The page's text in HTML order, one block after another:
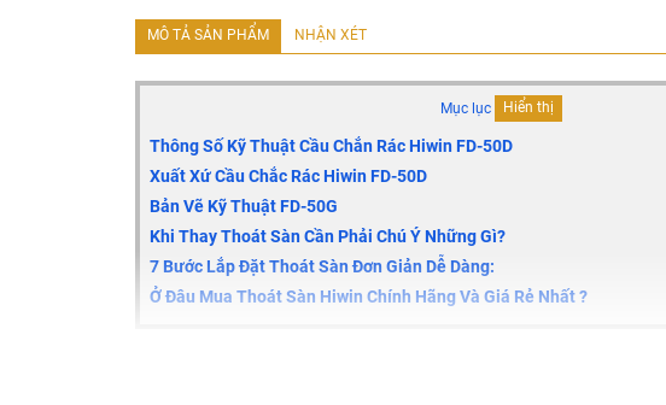
MÔ TẢ SẢN PHẨM NHẬN XÉT
Mục lục Hiển thị
Thông Số Kỹ Thuật Cầu Chắn Rác Hiwin FD-50D
Xuất Xứ Cầu Chắc Rác Hiwin FD-50D
Bản Vẽ Kỹ Thuật FD-50G
Khi Thay Thoát Sàn Cần Phải Chú Ý Những Gì?
7 Bước Lắp Đặt Thoát Sàn Đơn Giản Dễ Dàng:
Ở Đâu Mua Thoát Sàn Hiwin Chính Hãng Và Giá Rẻ Nhất ?